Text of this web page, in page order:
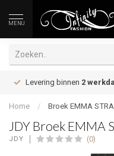
MENU
Levering binnen 2
Home / Broek EMMA
JDY Broek EMMA
JDY (0)